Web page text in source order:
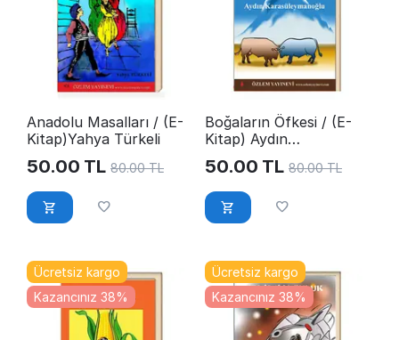
Anadolu Masalları / (E-
Kitap)Yahya Türkeli
50.00 TL 80.00 TL
Boğaların Öfkesi / (E-
Kitap) Aydın
Karasüleymanoğlu
50.00 TL 80.00 TL
Ücretsiz kargo
Kazancınız 38%
Ücretsiz kargo
Kazancınız 38%